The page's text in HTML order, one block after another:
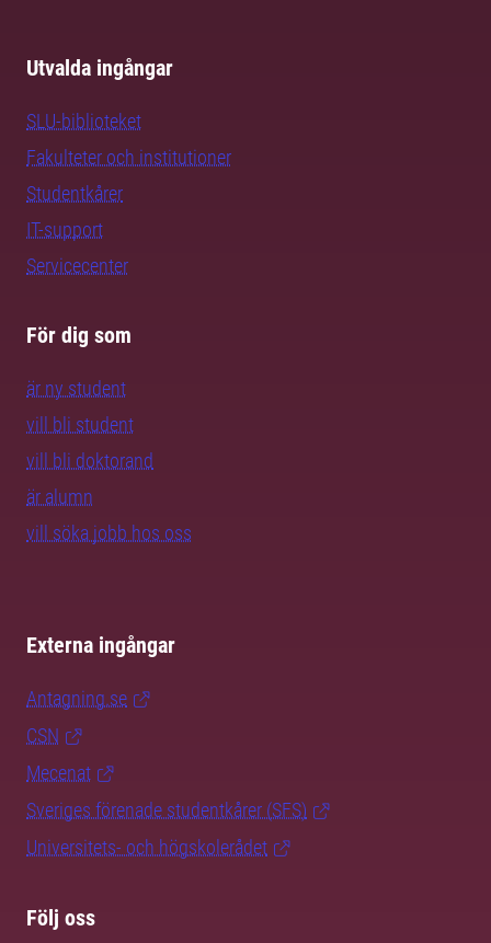
Utvalda ingångar
SLU-biblioteket
Fakulteter och institutioner
Studentkårer
IT-support
Servicecenter
För dig som
är ny student
vill bli student
vill bli doktorand
är alumn
vill söka jobb hos oss
Externa ingångar
Antagning.se
CSN
Mecenat
Sveriges förenade studentkårer (SFS)
Universitets- och högskolerådet
Följ oss